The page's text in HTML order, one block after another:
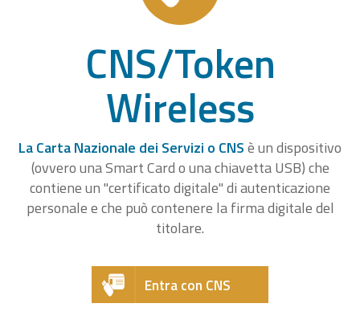
CNS/Token
Wireless
La Carta Nazionale dei Servizi o CNSè un dispositivo
(ovvero una Smart Card o una chiavetta USB) che
contiene un "certificato digitale" di autenticazione
personale e che può contenere la firma digitale del
titolare.
Entra con CNS